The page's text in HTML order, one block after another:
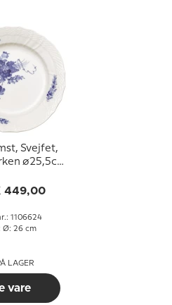
Svejfet,
ø25,5cm
449,00
1106624
Ø: 26 cm
LAGER
vare